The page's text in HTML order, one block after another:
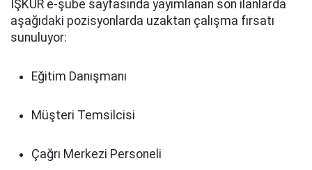
İŞKUR e-şube sayfasında yayımlanan son ilanlarda
aşağıdaki pozisyonlarda uzaktan çalışma fırsatı
sunuluyor:
Eğitim Danışmanı
Müşteri Temsilcisi
Çağrı Merkezi Personeli